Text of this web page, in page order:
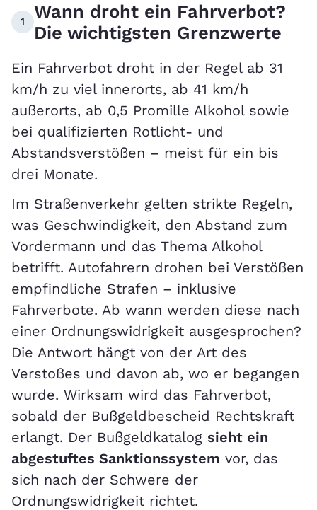
1
Wann droht ein Fahrverbot?
Die wichtigsten Grenzwerte
Ein Fahrverbot droht in der Regel ab 31
km/h zu viel innerorts, ab 41 km/h
außerorts, ab 0,5 Promille Alkohol sowie
bei qualifizierten Rotlicht- und
Abstandsverstößen – meist für ein bis
drei Monate.
Im Straßenverkehr gelten strikte Regeln,
was Geschwindigkeit, den Abstand zum
Vordermann und das Thema Alkohol
betrifft. Autofahrern drohen bei Verstößen
empfindliche Strafen – inklusive
Fahrverbote. Ab wann werden diese nach
einer Ordnungswidrigkeit ausgesprochen?
Die Antwort hängt von der Art des
Verstoßes und davon ab, wo er begangen
wurde. Wirksam wird das Fahrverbot,
sobald der Bußgeldbescheid Rechtskraft
erlangt. Der Bußgeldkatalog sieht ein
abgestuftes Sanktionssystem vor, das
sich nach der Schwere der
Ordnungswidrigkeit richtet.